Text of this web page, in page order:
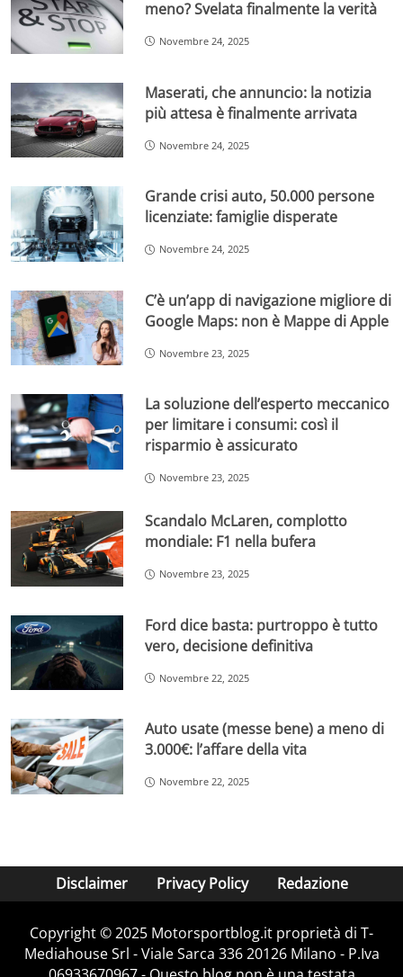
meno? Svelata finalmente la verità
Novembre 24, 2025
Maserati, che annuncio: la notizia
più attesa è finalmente arrivata
Novembre 24, 2025
Grande crisi auto, 50.000 persone
licenziate: famiglie disperate
Novembre 24, 2025
C’è un’app di navigazione migliore di
Google Maps: non è Mappe di Apple
Novembre 23, 2025
La soluzione dell’esperto meccanico
per limitare i consumi: così il
risparmio è assicurato
Novembre 23, 2025
Scandalo McLaren, complotto
mondiale: F1 nella bufera
Novembre 23, 2025
Ford dice basta: purtroppo è tutto
vero, decisione definitiva
Novembre 22, 2025
Auto usate (messe bene) a meno di
3.000€: l’affare della vita
Novembre 22, 2025
Disclaimer Privacy Policy Redazione
Copyright © 2025 Motorsportblog.it proprietà di T-
Mediahouse Srl - Viale Sarca 336 20126 Milano - P.Iva